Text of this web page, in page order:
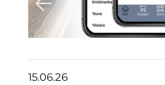
15.06.26